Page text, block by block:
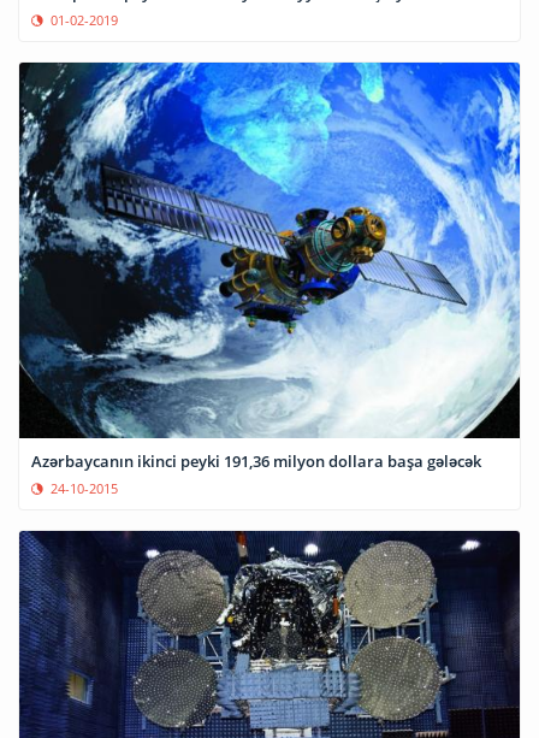
01-02-2019
Azərbaycanın ikinci peyki 191,36 milyon dollara başa gələcək
24-10-2015